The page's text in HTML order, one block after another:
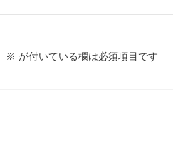
※ が付いている欄は必須項目です